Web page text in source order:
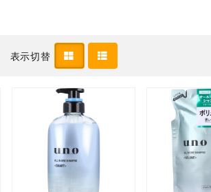
表示切替